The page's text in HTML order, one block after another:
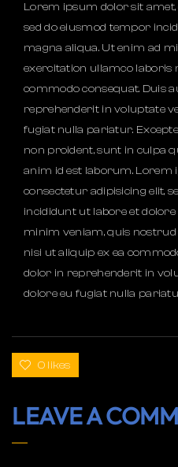
Lorem ipsum dolor sit
sed do eiusmod tempor
magna aliqua. Ut enim ad
exercitation ullamco laboris
commodo consequat. Duis
reprehenderit in voluptate
fugiat nulla pariatur.
non proident, sunt in culpa
anim id est laborum. Lorem
consectetur adipisicing elit,
incididunt ut labore et
minim veniam, quis
nisi ut aliquip ex ea
dolor in reprehenderit in
dolore eu fugiat nulla
0 likes
LEAVE A